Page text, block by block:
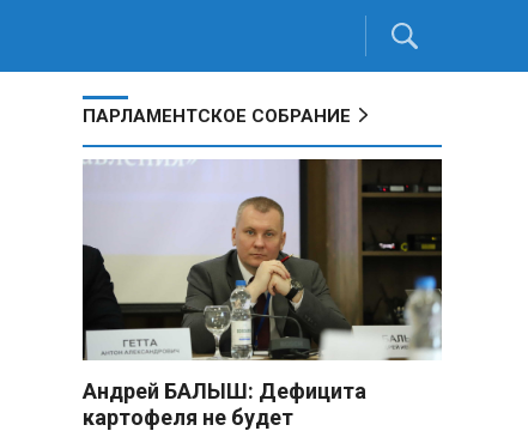
ПАРЛАМЕНТСКОЕ СОБРАНИЕ
Андрей БАЛЫШ: Дефицита
картофеля не будет